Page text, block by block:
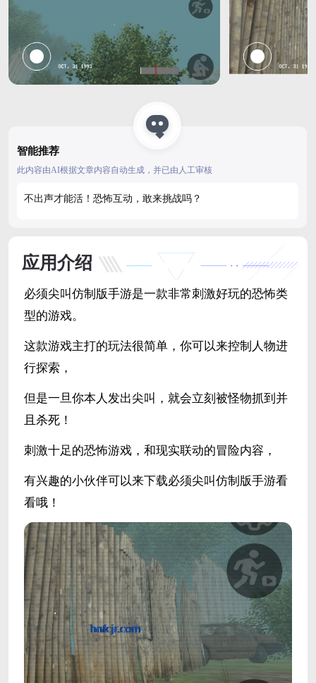
智能推荐
此内容由AI根据文章内容自动生成，并已由人工审核
不出声才能活！恐怖互动，敢来挑战吗？
应用介绍
必须尖叫仿制版手游是一款非常刺激好玩的恐怖类
型的游戏。
这款游戏主打的玩法很简单，你可以来控制人物进
行探索，
但是一旦你本人发出尖叫，就会立刻被怪物抓到并
且杀死！
刺激十足的恐怖游戏，和现实联动的冒险内容，
有兴趣的小伙伴可以来下载必须尖叫仿制版手游看
看哦！